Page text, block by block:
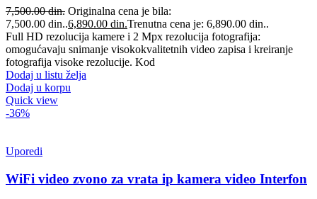
7,500.00din. Originalna cena je bila:
7,500.00 din..6,890.00 din.Trenutna cena je: 6,890.00 din..
Full HD rezolucija kamere i 2 Mpx rezolucija fotografija:
omogućavaju snimanje visokokvalitetnih video zapisa i kreiranje
fotografija visoke rezolucije. Kod
Dodaj u listu želja
Dodaj u korpu
Quick view
-36%
Uporedi
WiFi video zvono za vrata ip kamera video Interfon